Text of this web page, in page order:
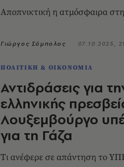
Αποπνικτική η ατμόσφαιρα
Γιώργος Σόμπολος 07.10.2025,
ΠΟΛΙΤΙΚΗ & ΟΙΚΟΝΟΜΙΑ
Αντιδράσεις για
ελληνικής
Λουξεμβούργο
για τη Γάζα
Tι ανέφερε σε απάντηση το